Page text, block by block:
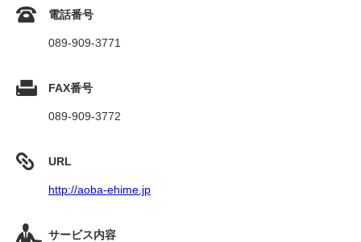
電話番号
089-909-3771
FAX番号
089-909-3772
URL
http://aoba-ehime.jp
サービス内容